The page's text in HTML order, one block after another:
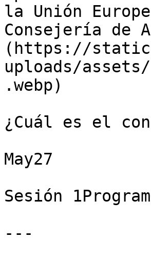
la Unión
Consejería de
(https://
uploads/
.webp)
¿Cuál es el
May27
Sesión
---